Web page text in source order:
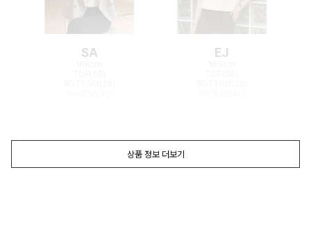
SA EJ
상품 정보 더보기